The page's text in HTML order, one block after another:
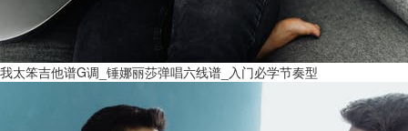
我太笨吉他谱G调_锤娜丽莎弹唱六线谱_入门必学节奏型